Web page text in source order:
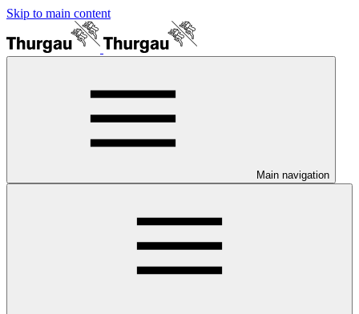
Skip to main content
Main navigation